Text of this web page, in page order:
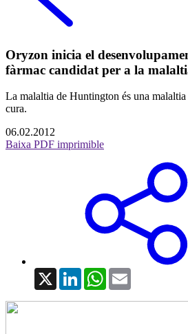
Oryzon inicia el
fàrmac candidat per a la
La malaltia de Huntington és una
cura.
06.02.2012
Baixa PDF imprimible
X LinkedInWhatsApp